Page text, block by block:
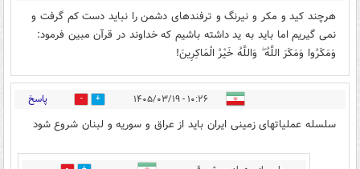
هرچند کید و مکر و نیرنگ و ترفندهای دشمن را نباید دست کم گرفت و
نمی گیریم اما باید به ید داشته باشیم که خداوند در قرآن مبین فرمود:
وَمَكَرُوا وَمَكَرَ اللَّهُ ۖ وَاللَّهُ خَيْرُ الْمَاكِرِينَ!
۱۰:۲۶ - ۱۴۰۵/۰۳/۱۹ 3 پاسخ
سلسله عملیاتهای زمینی ایران باید از عراق و سوریه و لبنان شروع شود